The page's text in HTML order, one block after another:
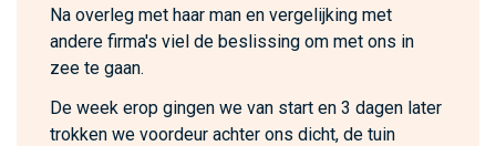
Na overleg met haar man en vergelijking met
andere firma's viel de beslissing om met ons in
zee te gaan.
De week erop gingen we van start en 3 dagen later
trokken we voordeur achter ons dicht, de tuin